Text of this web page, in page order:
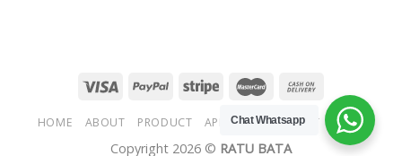
HOME ABOUT PRODUCT APLIKASI CONTACT NEWS
Copyright 2026 © RATU BATA
Chat Whatsapp